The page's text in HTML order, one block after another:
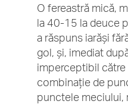
O fereastră mică,
la 40-15 la deuce
a răspuns iarăși
gol, și, imediat
imperceptibil către
combinație de
punctele meciului,